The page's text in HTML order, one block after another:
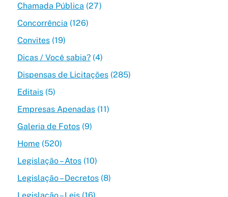
Chamada Pública (27)
Concorrência (126)
Convites(19)
Dicas / Você sabia?(4)
Dispensas de Licitações(285)
Editais(5)
Empresas Apenadas(11)
Galeria de Fotos(9)
Home(520)
Legislação – Atos(10)
Legislação – Decretos(8)